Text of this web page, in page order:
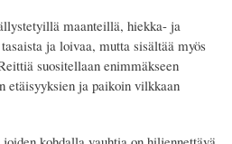
maanteillä, hiekka- ja
ja loivaa, mutta sisältää myös
suositellaan enimmäkseen
etäisyyksien ja paikoin vilkkaan